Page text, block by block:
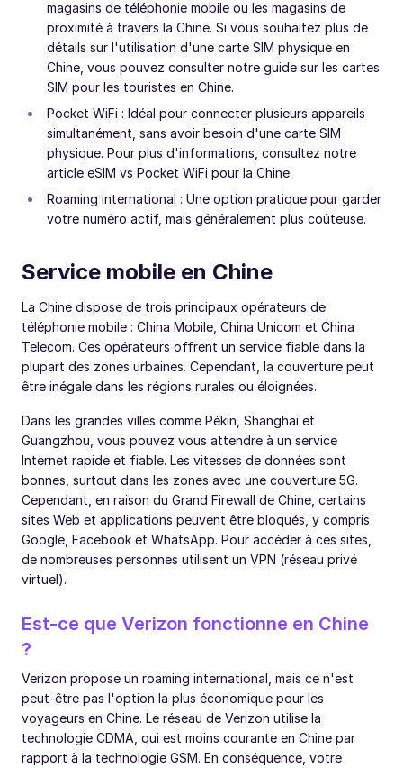
magasins de téléphonie mobile ou les magasins de
proximité à travers la Chine. Si vous souhaitez plus de
détails sur l'utilisation d'une carte SIM physique en
Chine, vous pouvez consulter notre guide sur les cartes
SIM pour les touristes en Chine.
Pocket WiFi : Idéal pour connecter plusieurs appareils
simultanément, sans avoir besoin d'une carte SIM
physique. Pour plus d'informations, consultez notre
article eSIM vs Pocket WiFi pour la Chine.
Roaming international : Une option pratique pour garder
votre numéro actif, mais généralement plus coûteuse.
Service mobile en Chine
La Chine dispose de trois principaux opérateurs de
téléphonie mobile : China Mobile, China Unicom et China
Telecom. Ces opérateurs offrent un service fiable dans la
plupart des zones urbaines. Cependant, la couverture peut
être inégale dans les régions rurales ou éloignées.
Dans les grandes villes comme Pékin, Shanghai et
Guangzhou, vous pouvez vous attendre à un service
Internet rapide et fiable. Les vitesses de données sont
bonnes, surtout dans les zones avec une couverture 5G.
Cependant, en raison du Grand Firewall de Chine, certains
sites Web et applications peuvent être bloqués, y compris
Google, Facebook et WhatsApp. Pour accéder à ces sites,
de nombreuses personnes utilisent un VPN (réseau privé
virtuel).
Est-ce que Verizon fonctionne en Chine
?
Verizon propose un roaming international, mais ce n'est
peut-être pas l'option la plus économique pour les
voyageurs en Chine. Le réseau de Verizon utilise la
technologie CDMA, qui est moins courante en Chine par
rapport à la technologie GSM. En conséquence, votre